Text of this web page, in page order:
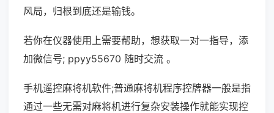
风局，归根到底还是输钱。
若你在仪器使用上需要帮助，想获取一对一指导，添
加微信号; ppyy55670 随时交流 。
手机遥控麻将机软件;普通麻将机程序控牌器一般是指
通过一些无需对麻将机进行复杂安装操作就能实现控